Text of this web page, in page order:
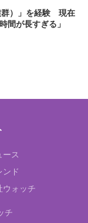
群）」を経験 現在
間が長すぎる」
ス
ド
ォッチ
チ